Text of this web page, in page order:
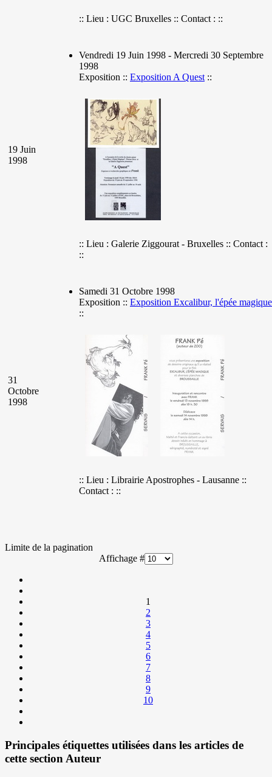
:: Lieu : UGC Bruxelles :: Contact : ::
19 Juin
1998
Vendredi 19 Juin 1998 - Mercredi 30 Septembre
1998
Exposition :: Exposition A Quest ::
:: Lieu : Galerie Ziggourat - Bruxelles :: Contact :
::
31
Octobre
1998
Samedi 31 Octobre 1998
Exposition :: Exposition Excalibur, l'épée magique
::
:: Lieu : Librairie Apostrophes - Lausanne ::
Contact : ::
Limite de la pagination
Affichage #
1
2
3
4
5
6
7
8
9
10
Principales étiquettes utilisées dans les articles de
cette section Auteur